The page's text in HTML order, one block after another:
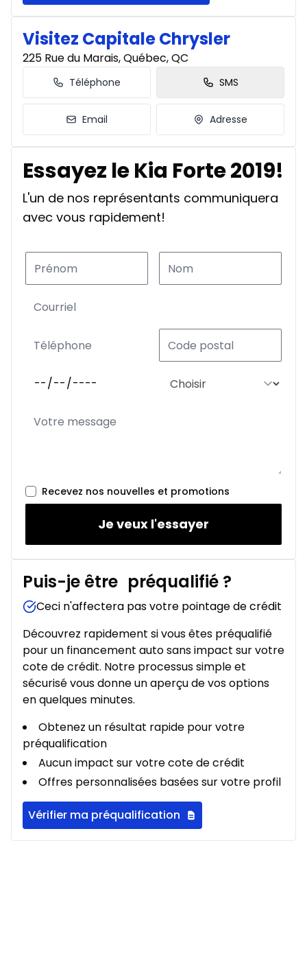
Visitez Capitale Chrysler
225 Rue du Marais, Québec, QC
Téléphone SMS
Email Adresse
Essayez le Kia Forte 2019!
L'un de nos représentants communiquera
avec vous rapidement!
Recevez nos nouvelles et promotions
Je veux l'essayer
Puis-je être préqualifié ?
Ceci n'affectera pas votre pointage de crédit
Découvrez rapidement si vous êtes préqualifié
pour un financement auto sans impact sur votre
cote de crédit. Notre processus simple et
sécurisé vous donne un aperçu de vos options
en quelques minutes.
Obtenez un résultat rapide pour votre
préqualification
Aucun impact sur votre cote de crédit
Offres personnalisées basées sur votre profil
Vérifier ma préqualification